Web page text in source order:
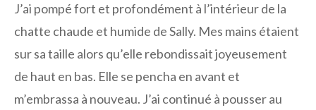
J’ai pompé fort et profondément à l’intérieur de la
chatte chaude et humide de Sally. Mes mains étaient
sur sa taille alors qu’elle rebondissait joyeusement
de haut en bas. Elle se pencha en avant et
m’embrassa à nouveau. J’ai continué à pousser au